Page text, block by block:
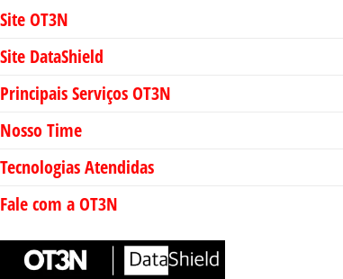
Site OT3N
Site DataShield
Principais Serviços OT3N
Nosso Time
Tecnologias Atendidas
Fale com a OT3N